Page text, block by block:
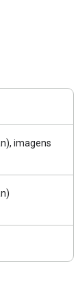
imagens